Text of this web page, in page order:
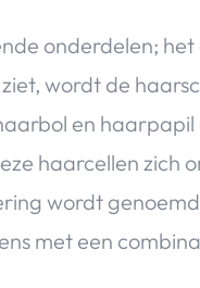
onderdelen;
wordt de
en
haarcellen zich
wordt
met een